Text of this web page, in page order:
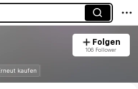
Folgen
106 Follower
kaufen
und Lagerbestandsdetails.